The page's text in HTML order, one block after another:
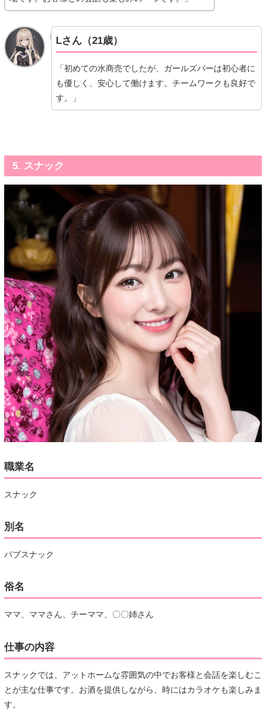
Lさん（21歳）
「初めての水商売でしたが、ガールズバーは初心者に
も優しく、安心して働けます。チームワークも良好で
す。」
5. スナック
職業名
スナック
別名
パブスナック
俗名
ママ、ママさん、チーママ、〇〇姉さん
仕事の内容
スナックでは、アットホームな雰囲気の中でお客様と会話を楽しむこ
とが主な仕事です。お酒を提供しながら、時にはカラオケも楽しみま
す。